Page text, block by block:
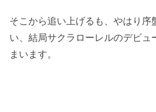
そこから追い上げるも、やはり序
い、結局サクラローレルのデビュ
まいます。